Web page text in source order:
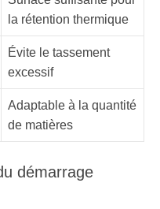
la rétention thermique
Évite le tassement
excessif
Adaptable à la quantité
de matières
démarrage